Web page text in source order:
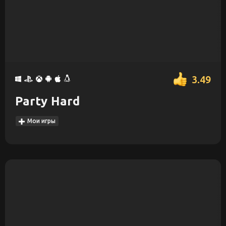
3.49
Party Hard
Мои игры